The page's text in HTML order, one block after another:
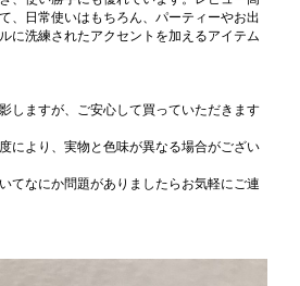
、日常使いはもちろん、パーティーやお出
に洗練されたアクセントを加えるアイテム
しますが、ご安心して買っていただきます
により、実物と色味が異なる場合がござい
てなにか問題がありましたらお気軽にご連